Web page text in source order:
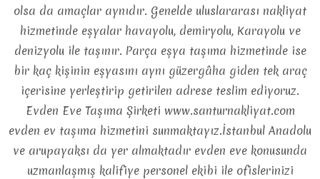
olsa da amaçlar aynıdır. Genelde uluslararası nakliyat
hizmetinde eşyalar havayolu, demiryolu, Karayolu ve
denizyolu ile taşınır. Parça eşya taşıma hizmetinde ise
bir kaç kişinin eşyasını aynı güzergâha giden tek araç
içerisine yerleştirip getirilen adrese teslim ediyoruz.
Evden Eve Taşıma Şirketi www.santurnakliyat.com
evden ev taşıma hizmetini sunmaktayız.İstanbul Anadolu
ve arupayaksı da yer almaktadır evden eve konusunda
uzmanlaşmış kalifiye personel ekibi ile ofislerinizi